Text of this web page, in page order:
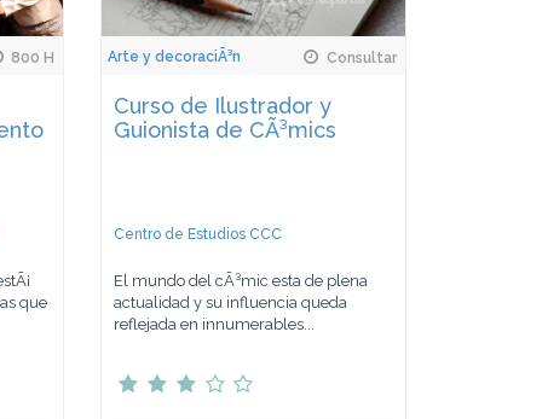
800 H
que
Arte y decoraciÃ³n Consultar
Curso de Ilustrador y
Guionista de CÃ³mics
Centro de Estudios CCC
El mundo del cÃ³mic esta de plena
actualidad y su influencia queda
reflejada en innumerables...